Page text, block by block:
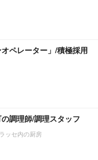
ペレーター」/積極採用
調理師/調理スタッフ
ッセ内の厨房